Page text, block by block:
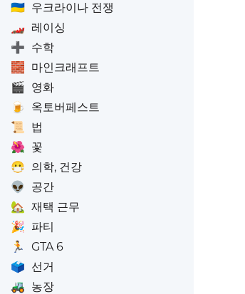
🇺🇦 우크라이나 전쟁
🏎️ 레이싱
➕ 수학
🧱 마인크래프트
🎬 영화
🍺
옥토버페스트
📜
법
🌺 꽃
😷 의학, 건강
👽
공간
🏡 재택 근무
🎉 파티
🏃
GTA 6
🗳️ 선거
🚜 농장